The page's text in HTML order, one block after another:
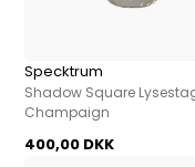
Specktrum
Shadow Square
Champaign
400,00 DKK